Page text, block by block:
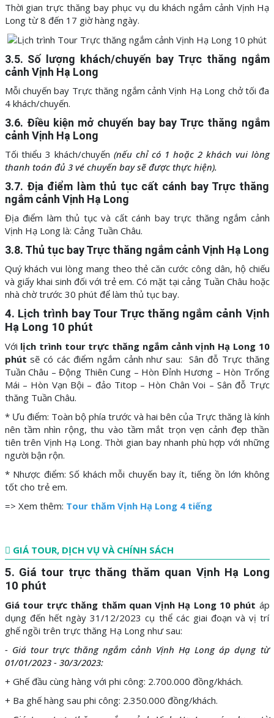
Thời gian trực thăng bay phục vụ du khách ngắm cảnh Vịnh Hạ
Long từ 8 đến 17 giờ hàng ngày.
3.5. Số lượng khách/chuyến bay Trực thăng ngắm
cảnh Vịnh Hạ Long
Mỗi chuyến bay Trực thăng ngắm cảnh Vịnh Hạ Long chở tối đa
4 khách/chuyến.
3.6. Điều kiện mở chuyến bay bay Trực thăng ngắm
cảnh Vịnh Hạ Long
Tối thiểu 3 khách/chuyến (nếu chỉ có 1 hoặc 2 khách vui lòng
thanh toán đủ 3 vé chuyến bay sẽ được thực hiện).
3.7. Địa điểm làm thủ tục cất cánh bay Trực thăng
ngắm cảnh Vịnh Hạ Long
Địa điểm làm thủ tục và cất cánh bay trực thăng ngắm cảnh
Vịnh Hạ Long là: Cảng Tuần Châu.
3.8. Thủ tục bay Trực thăng ngắm cảnh Vịnh Hạ Long
Quý khách vui lòng mang theo thẻ căn cước công dân, hộ chiếu
và giấy khai sinh đối với trẻ em. Có mặt tại cảng Tuần Châu hoặc
nhà chờ trước 30 phút để làm thủ tục bay.
4. Lịch trình bay Tour Trực thăng ngắm cảnh Vịnh
Hạ Long 10 phút
Với lịch trình tour trực thăng ngắm cảnh vịnh Hạ Long 10
phút sẽ có các điểm ngắm cảnh như sau: Sân đỗ Trực thăng
Tuần Châu – Động Thiên Cung – Hòn Đỉnh Hương – Hòn Trống
Mái – Hòn Vạn Bội – đảo Titop – Hòn Chân Voi – Sân đỗ Trực
thăng Tuần Châu.
* Ưu điểm: Toàn bộ phía trước và hai bên của Trực thăng là kính
nên tầm nhìn rộng, thu vào tầm mắt trọn vẹn cảnh đẹp thần
tiên trên Vịnh Hạ Long. Thời gian bay nhanh phù hợp với những
người bận rộn.
* Nhược điểm: Số khách mỗi chuyến bay ít, tiếng ồn lớn không
tốt cho trẻ em.
=> Xem thêm: Tour thăm Vịnh Hạ Long 4 tiếng
GIÁ TOUR, DỊCH VỤ VÀ CHÍNH SÁCH
5. Giá tour trực thăng thăm quan Vịnh Hạ Long
10 phút
Giá tour trực thăng thăm quan Vịnh Hạ Long 10 phút áp
dụng đến hết ngày 31/12/2023 cụ thể các giai đoạn và vị trí
ghế ngồi trên trực thăng Hạ Long như sau:
- Giá tour trực thăng ngắm cảnh Vịnh Hạ Long áp dụng từ
01/01/2023 - 30/3/2023:
+ Ghế đầu cùng hàng với phi công: 2.700.000 đồng/khách.
+ Ba ghế hàng sau phi công: 2.350.000 đồng/khách.